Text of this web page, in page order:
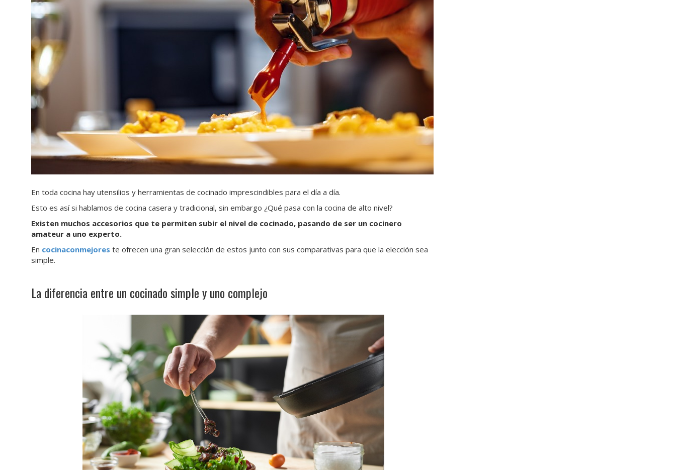
En toda cocina hay utensilios y herramientas de cocinado imprescindibles para el día a día.
Esto es así si hablamos de cocina casera y tradicional, sin embargo ¿Qué pasa con la cocina de alto nivel?
Existen muchos accesorios que te permiten subir el nivel de cocinado, pasando de ser un cocinero
amateur a uno experto.
En cocinaconmejores te ofrecen una gran selección de estos junto con sus comparativas para que la elección sea
simple.
La diferencia entre un cocinado simple y uno complejo